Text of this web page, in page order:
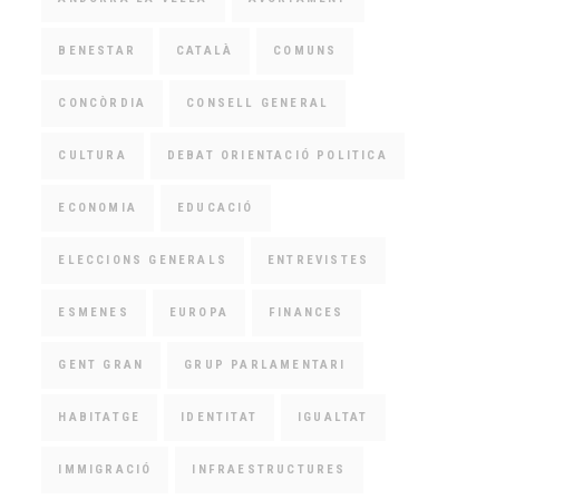
BENESTAR CATALÀ COMUNS
CONCÒRDIA CONSELL GENERAL
CULTURA DEBAT ORIENTACIÓ POLITICA
ECONOMIA EDUCACIÓ
ELECCIONS GENERALS ENTREVISTES
ESMENES EUROPA FINANCES
GENT GRAN GRUP PARLAMENTARI
HABITATGE IDENTITAT IGUALTAT
IMMIGRACIÓ INFRAESTRUCTURES